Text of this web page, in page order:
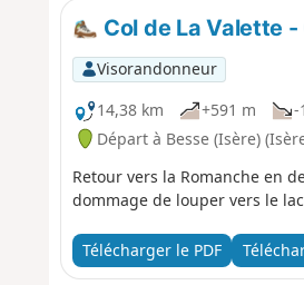
Col de La Valette
Visorandonneur
14,38 km
+591 m -
Départ à Besse (Isère)
Retour vers la Romanche en
dommage de louper vers le
Télécharger le PDF